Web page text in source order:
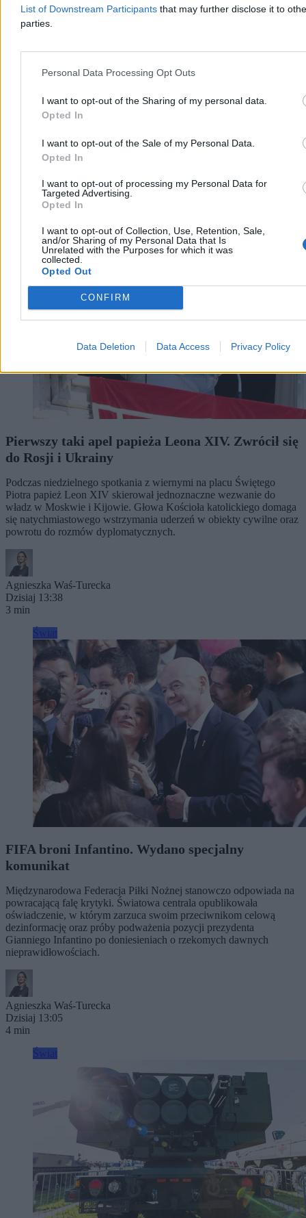
List of Downstream Participants that may further disclose it to
parties.
Personal Data Processing Opt Outs
I want to opt-out of the Sharing of my personal data.
Opted In
I want to opt-out of the Sale of my Personal Data.
Opted In
I want to opt-out of processing my Personal Data for
Targeted Advertising.
Opted In
I want to opt-out of Collection, Use, Retention, Sale,
and/or Sharing of my Personal Data that Is
Unrelated with the Purposes for which it was
collected.
Opted Out
CONFIRM
Data Deletion Data Access Privacy Policy
Dzisiaj 14:37
2 min
Reklama
Świat
Pierwszy taki apel papieża Leona XIV. Zwrócił się
do Rosji i Ukrainy
Podczas niedzielnego spotkania z wiernymi na placu Świętego
Piotra papież Leon XIV skierował jednoznaczne wezwanie do
władz w Moskwie i Kijowie. Głowa Kościoła katolickiego domaga
się natychmiastowego wstrzymania uderzeń w obiekty cywilne oraz
powrotu do rozmów dyplomatycznych.
Agnieszka Waś-Turecka
Dzisiaj 13:38
3 min
FIFA broni Infantino. Wydano specjalny
komunikat
Międzynarodowa Federacja Piłki Nożnej stanowczo odpowiada na
powracającą falę krytyki. Światowa centrala opublikowała
oświadczenie, w którym zarzuca swoim przeciwnikom celową
dezinformację oraz próby podważenia pozycji prezydenta
Gianniego Infantino po doniesieniach o rzekomych dawnych
nieprawidłowościach.
Agnieszka Waś-Turecka
Dzisiaj 13:05
4 min